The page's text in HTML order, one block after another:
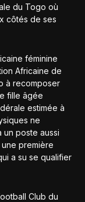
du Togo où
côtés de ses
féminine
Africaine de
à recomposer
fille âgée
estimée à
ne
un poste aussi
première
a su se qualifier
Club du